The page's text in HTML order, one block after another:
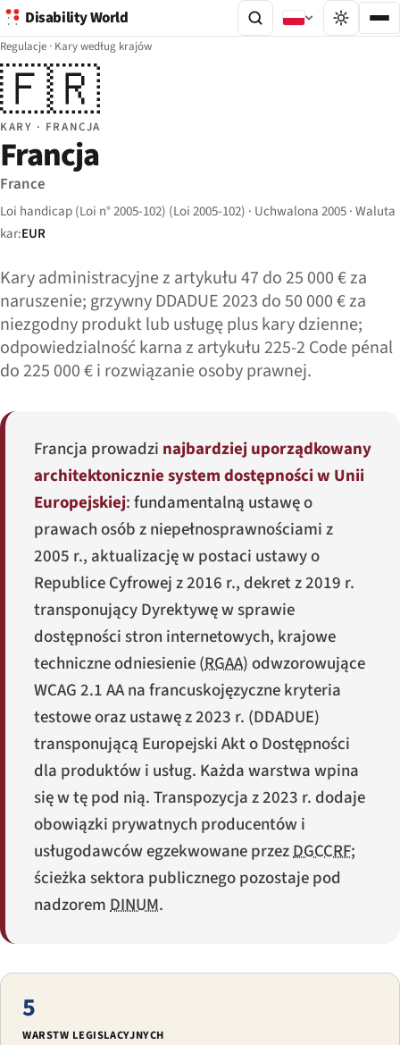
Disability World
Regulacje · Kary według krajów
🇫🇷
KARY · FRANCJA
Francja
France
Loi handicap (Loi n° 2005-102) (Loi 2005-102) · Uchwalona 2005 · Waluta
kar:EUR
Kary administracyjne z artykułu 47 do 25 000 € za
naruszenie; grzywny DDADUE 2023 do 50 000 € za
niezgodny produkt lub usługę plus kary dzienne;
odpowiedzialność karna z artykułu 225-2 Code pénal
do 225 000 € i rozwiązanie osoby prawnej.
Francja prowadzi najbardziej uporządkowany
architektonicznie system dostępności w Unii
Europejskiej: fundamentalną ustawę o
prawach osób z niepełnosprawnościami z
2005 r., aktualizację w postaci ustawy o
Republice Cyfrowej z 2016 r., dekret z 2019 r.
transponujący Dyrektywę w sprawie
dostępności stron internetowych, krajowe
techniczne odniesienie (RGAA) odwzorowujące
WCAG 2.1 AA na francuskojęzyczne kryteria
testowe oraz ustawę z 2023 r. (DDADUE)
transponującą Europejski Akt o Dostępności
dla produktów i usług. Każda warstwa wpina
się w tę pod nią. Transpozycja z 2023 r. dodaje
obowiązki prywatnych producentów i
usługodawców egzekwowane przezDGCCRF;
ścieżka sektora publicznego pozostaje pod
nadzoremDINUM.
5
WARSTW LEGISLACYJNYCH